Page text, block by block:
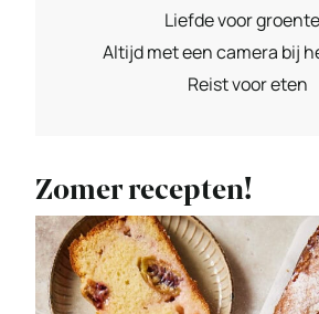
Liefde voor
Altijd met een camera bij
Reist voor eten
Zomer recepten!